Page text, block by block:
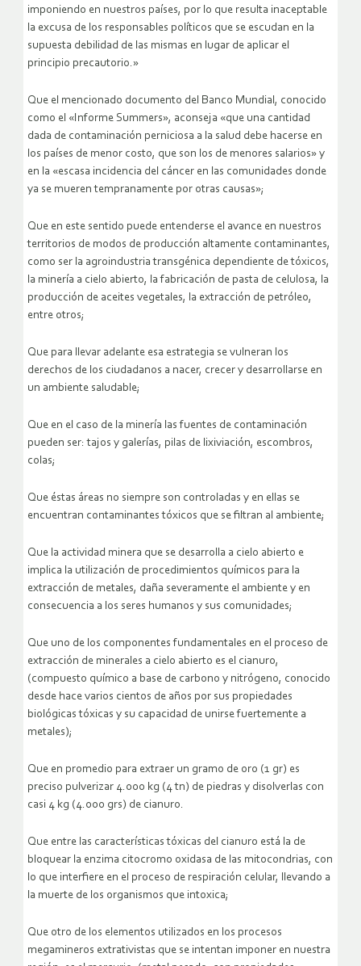
imponiendo en nuestros países, por lo que resulta inaceptable
la excusa de los responsables políticos que se escudan en la
supuesta debilidad de las mismas en lugar de aplicar el
principio precautorio.»
Que el mencionado documento del Banco Mundial, conocido
como el «Informe Summers», aconseja «que una cantidad
dada de contaminación perniciosa a la salud debe hacerse en
los países de menor costo, que son los de menores salarios» y
en la «escasa incidencia del cáncer en las comunidades donde
ya se mueren tempranamente por otras causas»;
Que en este sentido puede entenderse el avance en nuestros
territorios de modos de producción altamente contaminantes,
como ser la agroindustria transgénica dependiente de tóxicos,
la minería a cielo abierto, la fabricación de pasta de celulosa, la
producción de aceites vegetales, la extracción de petróleo,
entre otros;
Que para llevar adelante esa estrategia se vulneran los
derechos de los ciudadanos a nacer, crecer y desarrollarse en
un ambiente saludable;
Que en el caso de la minería las fuentes de contaminación
pueden ser: tajos y galerías, pilas de lixiviación, escombros,
colas;
Que éstas áreas no siempre son controladas y en ellas se
encuentran contaminantes tóxicos que se filtran al ambiente;
Que la actividad minera que se desarrolla a cielo abierto e
implica la utilización de procedimientos químicos para la
extracción de metales, daña severamente el ambiente y en
consecuencia a los seres humanos y sus comunidades;
Que uno de los componentes fundamentales en el proceso de
extracción de minerales a cielo abierto es el cianuro,
(compuesto químico a base de carbono y nitrógeno, conocido
desde hace varios cientos de años por sus propiedades
biológicas tóxicas y su capacidad de unirse fuertemente a
metales);
Que en promedio para extraer un gramo de oro (1 gr) es
preciso pulverizar 4.000 kg (4 tn) de piedras y disolverlas con
casi 4 kg (4.000 grs) de cianuro.
Que entre las características tóxicas del cianuro está la de
bloquear la enzima citocromo oxidasa de las mitocondrias, con
lo que interfiere en el proceso de respiración celular, llevando a
la muerte de los organismos que intoxica;
Que otro de los elementos utilizados en los procesos
megamineros extrativistas que se intentan imponer en nuestra